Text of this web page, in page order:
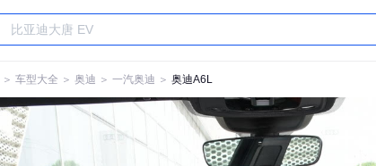
＞ 车型大全 ＞ 奥迪 ＞ 一汽奥迪 ＞ 奥迪A6L